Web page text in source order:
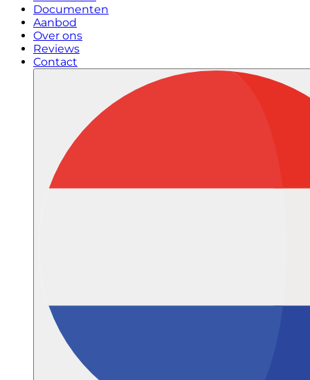
Documenten
Aanbod
Over ons
Reviews
Contact